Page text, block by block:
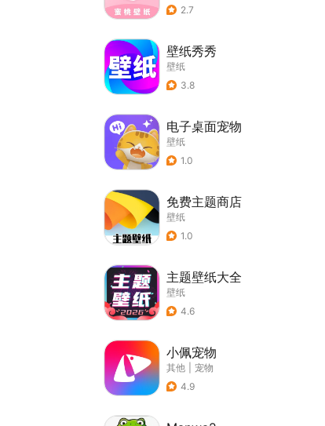
2.7
壁纸秀秀
壁纸
3.8
电子桌面宠物
壁纸
1.0
免费主题商店
壁纸
1.0
主题壁纸大全
壁纸
4.6
小佩宠物
其他
宠物
4.9